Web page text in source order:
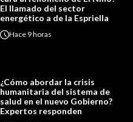
El llamado del sector
energético a de la Espriella
Hace 9 horas
¿Cómo abordar la crisis
humanitaria del sistema de
salud en el nuevo Gobierno?
Expertos responden